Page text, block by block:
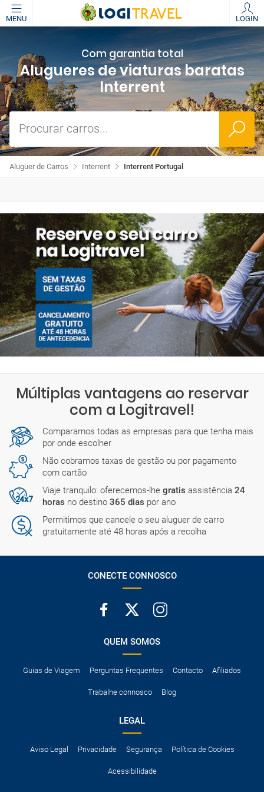
MENU LOGIN
Com garantia total
Alugueres de viaturas baratas
Interrent
Procurar carros...
Interrent Portugal
Interrent
Aluguer de Carros
Múltiplas vantagens ao reservar
com a Logitravel!
Comparamos todas as empresas para que tenha mais
por onde escolher
Não cobramos taxas de gestão ou por pagamento
com cartão
Viaje tranquilo: oferecemos-lhe gratis assistência 24
horas no destino 365 dias por ano
Permitimos que cancele o seu aluguer de carro
gratuitamente até 48 horas após a recolha
CONECTE CONNOSCO
QUEM SOMOS
Guias de Viagem Perguntas Frequentes Contacto Afiliados
Trabalhe connosco Blog
LEGAL
Aviso Legal Privacidade Segurança Política de Cookies
Acessibilidade